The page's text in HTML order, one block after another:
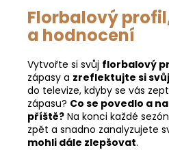
Florbalový
a hodnocení
Vytvořte si svůj florbalový
zápasy a zreflektujte si
do televize, kdyby se vás
zápasu? Co se povedlo a
příště? Na konci každé
zpět a snadno zanalyzujete
mohli dále zlepšovat.